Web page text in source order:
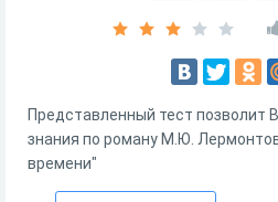
Представленный тест позволит
знания по роману М.Ю.
времени"